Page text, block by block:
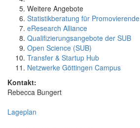
Weitere Angebote
Statistikberatung für Promovierende
eResearch Alliance
Qualifizierungsangebote der SUB
Open Science (SUB)
Transfer & Startup Hub
Netzwerke Göttingen Campus
Kontakt:
Rebecca Bungert
Lageplan